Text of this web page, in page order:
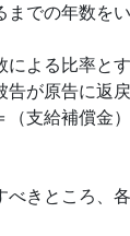
までの年数を
よる比率と
が原告に返戻
支給補償金
べきところ、